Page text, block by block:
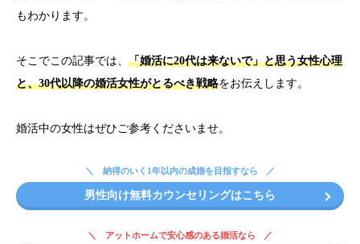
もわかります。
そこでこの記事では、 「婚活に20代は来ないで」と思う女性心理
と、30代以降の婚活女性がとるべき戦略をお伝えします。
婚活中の女性はぜひご参考くださいませ。
納得のいく1年以内の成婚を目指すなら
男性向け無料カウンセリングはこちら
アットホームで安心感のある婚活なら